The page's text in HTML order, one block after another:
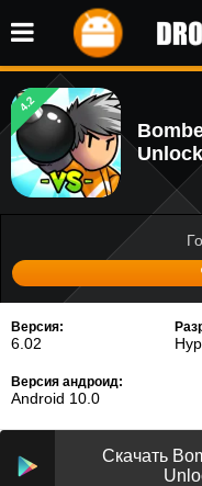
4.2
Версия:
6.02
Версия андроид:
Android 10.0
Скачать